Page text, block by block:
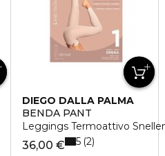
DIEGO DALLA PALMA
BENDA PANT
Leggings Termoattivo
36,00 € 5 2